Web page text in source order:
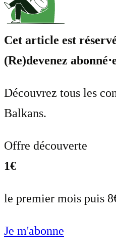
Cet article est
(Re)devenez
Découvrez tous les
Balkans.
Offre découverte
1€
le premier mois puis
Je m'abonne